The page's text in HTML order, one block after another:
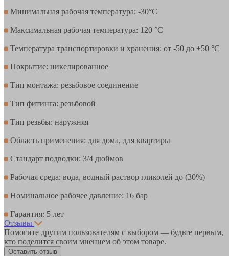
Минимальная рабочая температура: -30°С
Максимальная рабочая температура: 120 °С
Температура транспортировки и хранения: от -50 до +50 °С
Покрытие: никелированное
Тип монтажа: резьбовое соединение
Тип фитинга: резьбовой
Тип резьбы: наружняя
Область применения: для дома, для квартиры
Стандарт подводки: 3/4 дюймов
Рабочая среда: вода, водный раствор гликолей до (30%)
Номинальное рабочее давление: 16 бар
Гарантия: 5 лет
Отзывы
Помогите другим пользователям с выбором — будьте первым,
кто поделится своим мнением об этом товаре.
Оставить отзыв